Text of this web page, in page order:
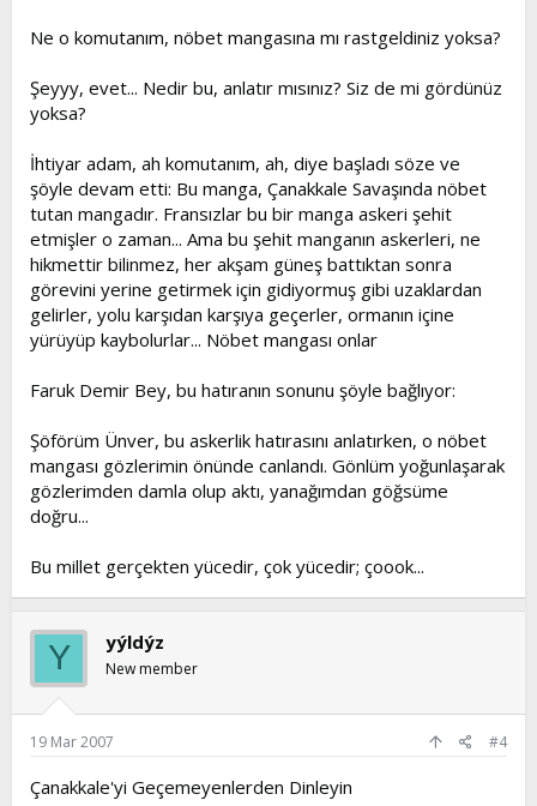
Ne o komutanım, nöbet mangasına mı rastgeldiniz yoksa?
Şeyyy, evet... Nedir bu, anlatır mısınız? Siz de mi gördünüz
yoksa?
İhtiyar adam, ah komutanım, ah, diye başladı söze ve
şöyle devam etti: Bu manga, Çanakkale Savaşında nöbet
tutan mangadır. Fransızlar bu bir manga askeri şehit
etmişler o zaman... Ama bu şehit manganın askerleri, ne
hikmettir bilinmez, her akşam güneş battıktan sonra
görevini yerine getirmek için gidiyormuş gibi uzaklardan
gelirler, yolu karşıdan karşıya geçerler, ormanın içine
yürüyüp kaybolurlar... Nöbet mangası onlar
Faruk Demir Bey, bu hatıranın sonunu şöyle bağlıyor:
Şöförüm Ünver, bu askerlik hatırasını anlatırken, o nöbet
mangası gözlerimin önünde canlandı. Gönlüm yoğunlaşarak
gözlerimden damla olup aktı, yanağımdan göğsüme
doğru...
Bu millet gerçekten yücedir, çok yücedir; çoook...
Y yýldýz
New member
19 Mar 2007 #4
Çanakkale'yi Geçemeyenlerden Dinleyin